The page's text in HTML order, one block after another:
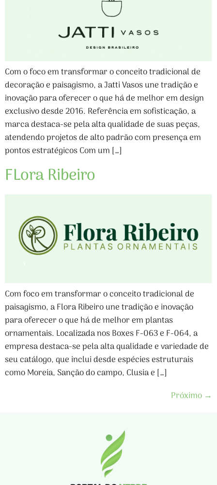
Com o foco em transformar o conceito tradicional de
decoração e paisagismo, a Jatti Vasos une tradição e
inovação para oferecer o que há de melhor em design
exclusivo desde 2016. Referência em sofisticação, a
marca destaca-se pela alta qualidade de suas peças,
atendendo projetos de alto padrão com presença em
pontos estratégicos Com um […]
FLora Ribeiro
Com foco em transformar o conceito tradicional de
paisagismo, a Flora Ribeiro une tradição e inovação
para oferecer o que há de melhor em plantas
ornamentais. Localizada nos Boxes F-063 e F-064, a
empresa destaca-se pela alta qualidade e variedade de
seu catálogo, que inclui desde espécies estruturais
como Moreia, Sanção do campo, Clusia e […]
Próximo →